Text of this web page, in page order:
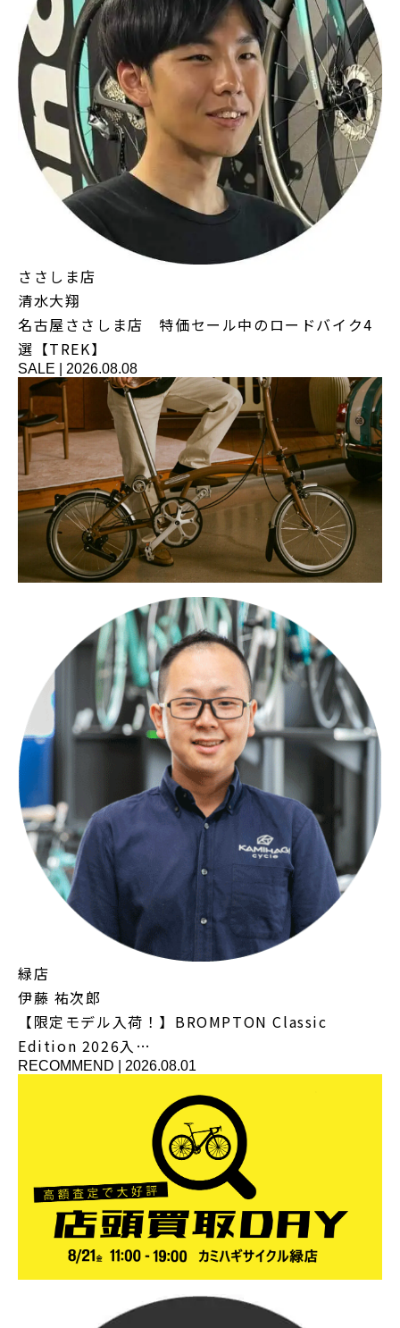
ささしま店
清水大翔
名古屋ささしま店 特価セール中のロードバイク4
選【TREK】
SALE 2026.08.08
緑店
伊藤 祐次郎
【限定モデル入荷！】BROMPTON Classic
Edition 2026入…
RECOMMEND 2026.08.01